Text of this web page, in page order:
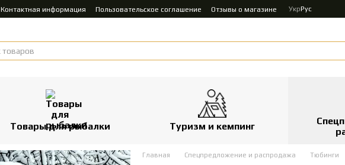
Контактная информация Пользовательское соглашение Отзывы о магазине УкрРус
Товары для рыбалки Туризм и кемпинг
Главная Спецпредложение и распродажа Тюбинги